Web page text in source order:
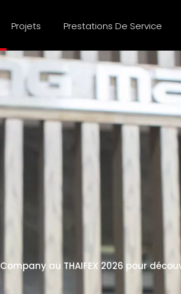
Projets Prestations De Service
au THAIFEX 2026 pour